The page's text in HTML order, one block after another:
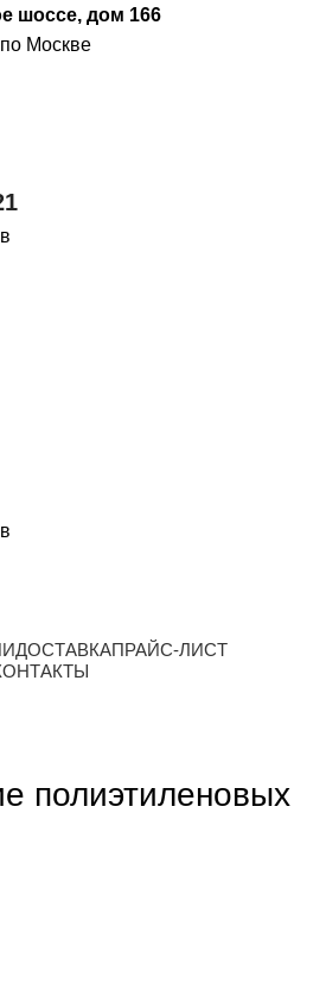
шоссе, дом 166
Москве
ДОСТАВКАПРАЙС-ЛИСТ
полиэтиленовых